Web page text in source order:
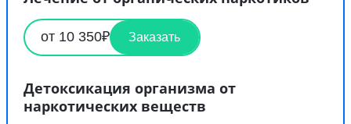
от 10 350₽ Заказать
Детоксикация организма от
наркотических веществ